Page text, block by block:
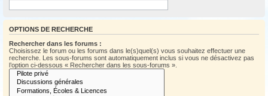
OPTIONS DE RECHERCHE
Rechercher dans les forums :
Choisissez le forum ou les forums dans le(s)quel(s) vous souhaitez effectuer une
recherche. Les sous-forums sont automatiquement inclus si vous ne désactivez pas
l’option ci-dessous « Rechercher dans les sous-forums ».